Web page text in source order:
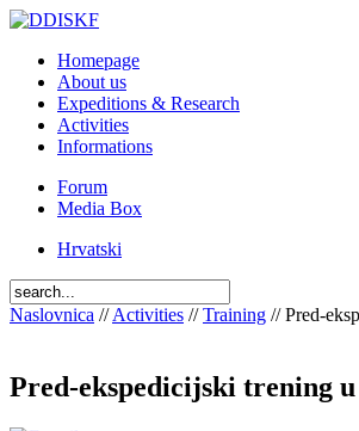
Homepage
About us
Expeditions & Research
Activities
Informations
Forum
Media Box
Hrvatski
Naslovnica //Activities //Training // Pred-
Pred-ekspedicijski trening